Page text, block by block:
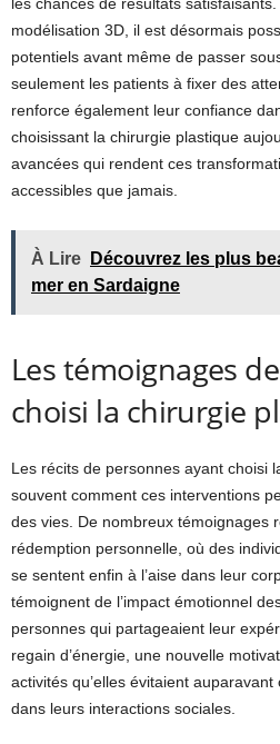
modélisation 3D, il est désormais
potentiels avant même de passer
seulement les patients à fixer des
renforce également leur confiance
choisissant la chirurgie plastique
avancées qui rendent ces
accessibles que jamais.
À Lire
Découvrez les plus
mer en Sardaigne
Les témoignages
choisi la chirurgie
Les récits de personnes ayant choisi
souvent comment ces interventions
des vies. De nombreux témoignages
rédemption personnelle, où des
se sentent enfin à l’aise dans leur
témoignent de l’impact émotionnel
personnes qui partageaient leur
regain d’énergie, une nouvelle
activités qu’elles évitaient
dans leurs interactions sociales.